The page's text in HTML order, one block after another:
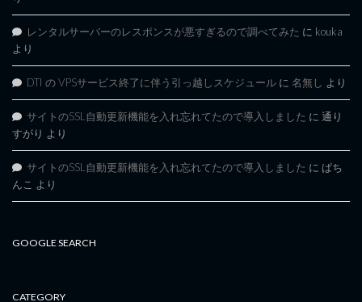
レンタルサーバーのレスポンスが悪すぎるので調べてみた に kouka
より
DTI の VPSサービス終了に伴う引っ越しスケジュール に 名無し より
サイトのSSL自動更新機能を入れ忘れてたので導入しました に 通り
すがり より
サイトのSSL自動更新機能を入れ忘れてたので導入しました に ぱち
んこ より
GOOGLE SEARCH
CATEGORY